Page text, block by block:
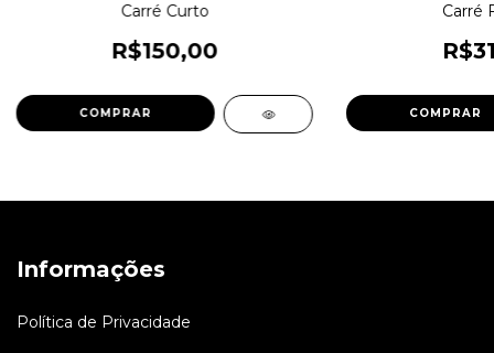
Carré Curto
R$150,00
Carré
Informações
Política de Privacidade